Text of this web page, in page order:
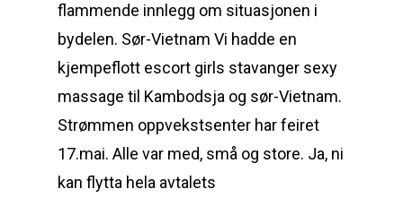
flammende innlegg om situasjonen i
bydelen. Sør-Vietnam Vi hadde en
kjempeflott escort girls stavanger sexy
massage til Kambodsja og sør-Vietnam.
Strømmen oppvekstsenter har feiret
17.mai. Alle var med, små og store. Ja, ni
kan flytta hela avtalets